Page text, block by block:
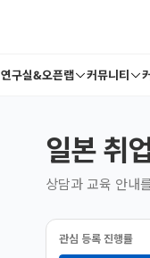
연구실&오픈랩 커뮤니티
일본 취
상담과 교육 안내
관심 등록 진행률